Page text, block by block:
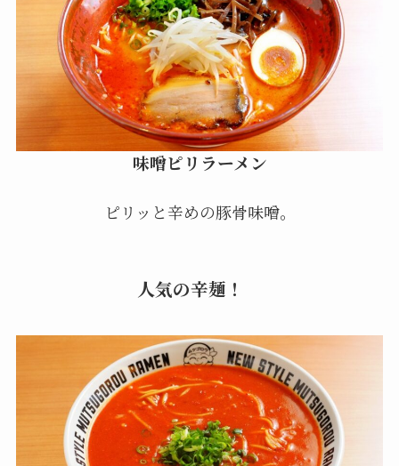
味噌ピリラーメン
ピリッと辛めの豚骨味噌。
人気の辛麺！